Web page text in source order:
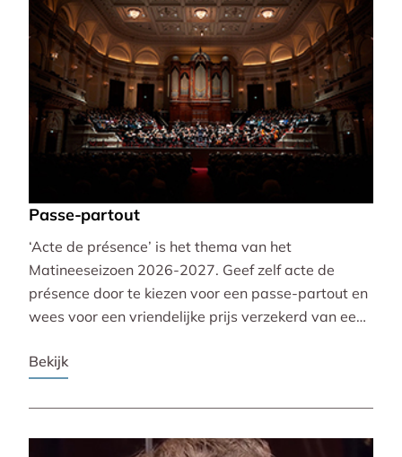
Passe-partout
‘Acte de présence’ is het thema van het
Matineeseizoen 2026-2027. Geef zelf acte de
présence door te kiezen voor een passe-partout en
wees voor een vriendelijke prijs verzekerd van een
Bekijk